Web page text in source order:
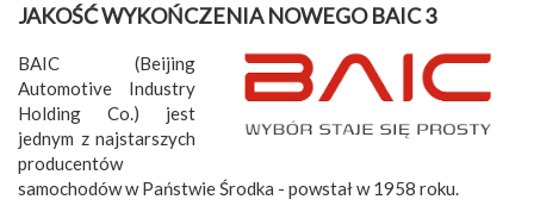
JAKOŚĆ WYKOŃCZENIA NOWEGO BAIC 3
BAIC (Beijing
Automotive Industry
Holding Co.) jest
jednym z najstarszych
producentów
samochodów w Państwie Środka - powstał w 1958 roku.